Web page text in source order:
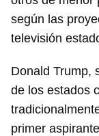
según las
televisión
Donald Trump,
de los estados
primer